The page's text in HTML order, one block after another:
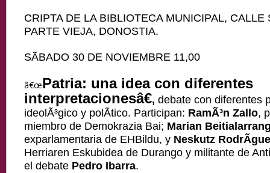
CRIPTA DE LA BIBLIOTECA MUNICIPAL, CALLE
PARTE VIEJA, DONOSTIA.
SÃBADO 30 DE NOVIEMBRE 11,00
â€œPatria: una idea con diferentes
interpretacionesâ€, debate con diferentes
ideolÃ³gico y polÃ­tico. Participan: RamÃ³n Zallo,
miembro de Demokrazia Bai; Marian
exparlamentaria de EHBildu, y Neskutz
Herriaren Eskubidea de Durango y militante de
el debate Pedro Ibarra.